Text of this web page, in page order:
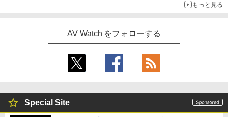
もっと見る
AV Watch をフォローする
Special Site